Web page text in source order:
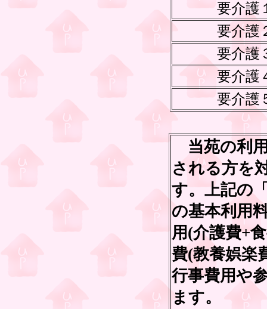
要介護
要介護
要介護
要介護
要介護
当苑の利
される方を
す。上記の
の基本利用
用(介護費+
費(教養娯楽
行事費用や
ます。